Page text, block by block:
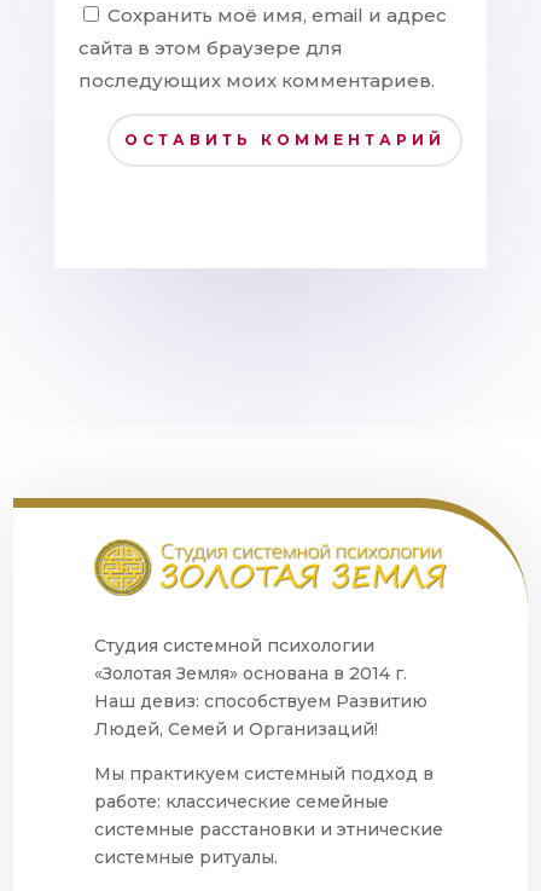
Сохранить моё имя, email и адрес
сайта в этом браузере для
последующих моих комментариев.
ОСТАВИТЬ КОММЕНТАРИЙ
Студия системной психологии
«Золотая Земля» основана в 2014 г.
Наш девиз: способствуем Развитию
Людей, Семей и Организаций!
Мы практикуем системный подход в
работе: классические семейные
системные расстановки и этнические
системные ритуалы.